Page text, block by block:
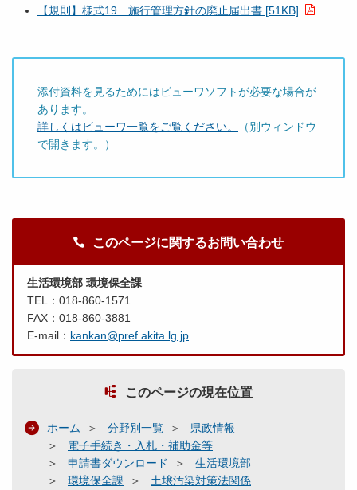
【規則】様式19 施行管理方針の廃止届出書 [51KB]
添付資料を見るためにはビューワソフトが必要な場合が
あります。
詳しくはビューワ一覧をご覧ください。
（別ウィンドウ
で開きます。）
このページに関するお問い合わせ
生活環境部 環境保全課
TEL：018-860-1571
FAX：018-860-3881
E-mail： kankan@pref.akita.lg.jp
このページの現在位置
ホーム 分野別一覧
県政情報
電子手続き・入札・補助金等
申請書ダウンロード
生活環境部
環境保全課
土壌汚染対策法関係